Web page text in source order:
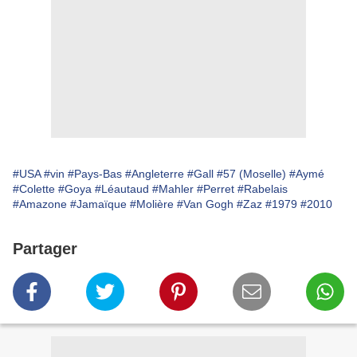
#USA #vin #Pays-Bas #Angleterre #Gall #57 (Moselle) #Aymé
#Colette #Goya #Léautaud #Mahler #Perret #Rabelais
#Amazone #Jamaïque #Molière #Van Gogh #Zaz #1979 #2010
Partager